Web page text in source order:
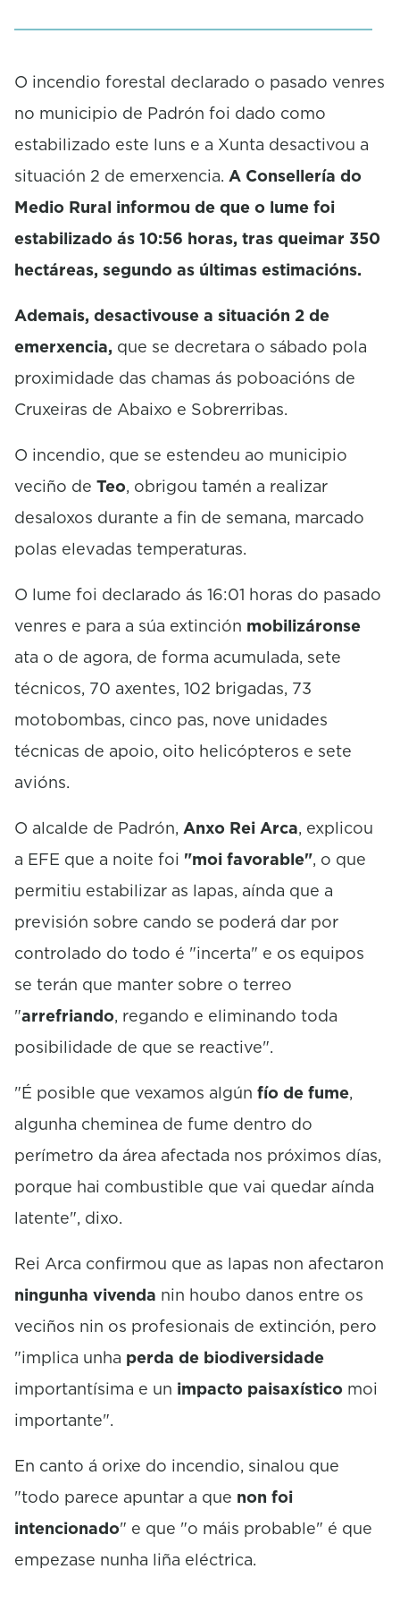
i
t
,
2
e
c
o
n
d
s
O incendio forestal declarado o pasado venres
no municipio de Padrón foi dado como
estabilizado este luns e a Xunta desactivou a
situación 2 de emerxencia. A Consellería do
Medio Rural informou de que o lume foi
estabilizado ás 10:56 horas, tras queimar 350
hectáreas, segundo as últimas estimacións.
Ademais, desactivouse a situación 2 de
emerxencia, que se decretara o sábado pola
proximidade das chamas ás poboacións de
Cruxeiras de Abaixo e Sobrerribas.
O incendio, que se estendeu ao municipio
veciño de Teo, obrigou tamén a realizar
desaloxos durante a fin de semana, marcado
polas elevadas temperaturas.
O lume foi declarado ás 16:01 horas do pasado
venres e para a súa extinción mobilizáronse
ata o de agora, de forma acumulada, sete
técnicos, 70 axentes, 102 brigadas, 73
motobombas, cinco pas, nove unidades
técnicas de apoio, oito helicópteros e sete
avións.
O alcalde de Padrón, Anxo Rei Arca, explicou
a EFE que a noite foi "moi favorable", o que
permitiu estabilizar as lapas, aínda que a
previsión sobre cando se poderá dar por
controlado do todo é "incerta" e os equipos
se terán que manter sobre o terreo
"arrefriando, regando e eliminando toda
posibilidade de que se reactive".
"É posible que vexamos algún fío de fume,
algunha cheminea de fume dentro do
perímetro da área afectada nos próximos días,
porque hai combustible que vai quedar aínda
latente", dixo.
Rei Arca confirmou que as lapas non afectaron
ningunha vivenda nin houbo danos entre os
veciños nin os profesionais de extinción, pero
"implica unha perda de biodiversidade
importantísima e un impacto paisaxístico moi
importante".
En canto á orixe do incendio, sinalou que
"todo parece apuntar a que non foi
intencionado" e que "o máis probable" é que
empezase nunha liña eléctrica.